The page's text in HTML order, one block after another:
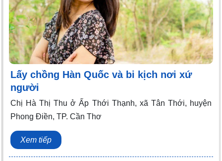
Lấy chồng Hàn Quốc và bi kịch nơi xứ
người
Chị Hà Thị Thu ở Ấp Thới Thạnh, xã Tân Thới, huyện
Phong Điền, TP. Cần Thơ
Xem tiếp